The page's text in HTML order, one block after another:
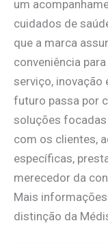
um
cuidados de
que a marca
conveniência
serviço, inovação
futuro passa por
soluções
com os clientes,
específicas,
merecedor da
Mais
distinção da